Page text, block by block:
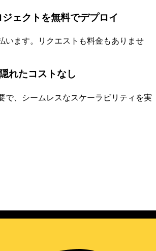
ェクトを無料でデプロイ
います。リクエストも料金もありませ
れたコストなし
で、シームレスなスケーラビリティを実